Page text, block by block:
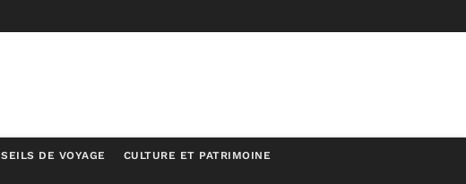
DE VOYAGE CULTURE ET PATRIMOINE